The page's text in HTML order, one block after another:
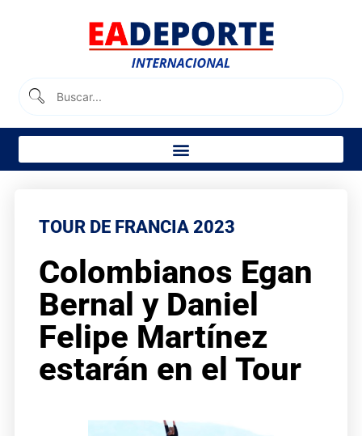
TOUR DE FRANCIA 2023
Colombianos Egan
Bernal y Daniel
Felipe Martínez
estarán en el Tour